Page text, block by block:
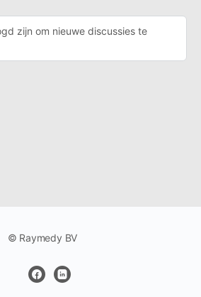
zijn om nieuwe discussies te
© Raymedy BV